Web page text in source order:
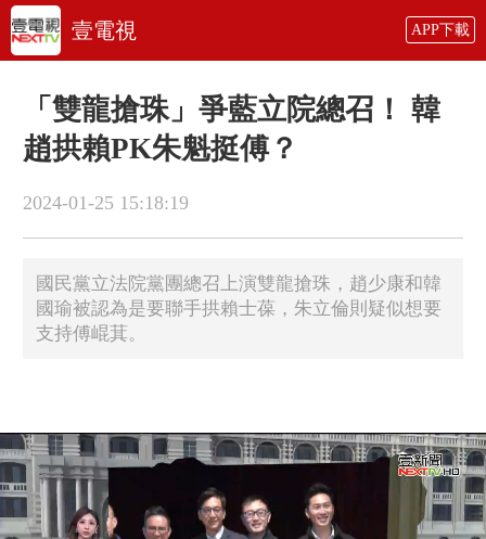
壹電視 APP下載
「雙龍搶珠」爭藍立院總召！ 韓
趙拱賴PK朱魁挺傅？
2024-01-25 15:18:19
國民黨立法院黨團總召上演雙龍搶珠，趙少康和韓
國瑜被認為是要聯手拱賴士葆，朱立倫則疑似想要
支持傅崐萁。